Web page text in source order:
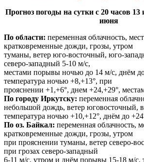
Прогноз погоды на сутки с 20 часов 13
июня
По области: переменная облачность,
кратковременные дожди, грозы, утром
туманы, ветер юго-восточный, юго-
северо-западный 5-10 м/с,
местами порывы ночью до 14 м/с, днём
температура ночью +8,+13°, при
прояснении +1,+6°, днем +24,+29°,
По городу Иркутску: переменная
небольшой дождь, ветер юговосточный,
температура ночью +10,+12°, днём до
По оз. Байкал: переменная облачность,
кратковременные дожди, грозы, утром
при прояснении туманы, ветер северо-
при грозах северо-западный
6-11 м/с, утром и днём порывы 15-18 м/с,